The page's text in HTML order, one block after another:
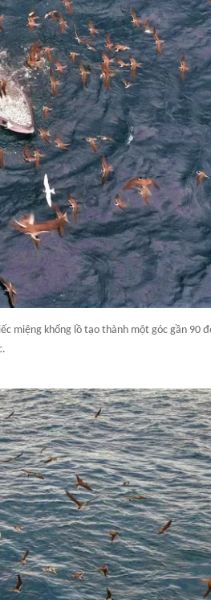
miệng khổng lồ tạo thành một góc gần 90